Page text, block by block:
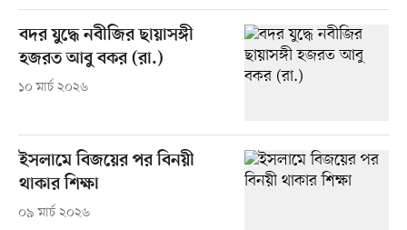
বদর যুদ্ধে নবীজির ছায়াসঙ্গী
হজরত আবু বকর (রা.)
১০ মার্চ ২০২৬
ইসলামে বিজয়ের পর বিনয়ী
থাকার শিক্ষা
০৯ মার্চ ২০২৬